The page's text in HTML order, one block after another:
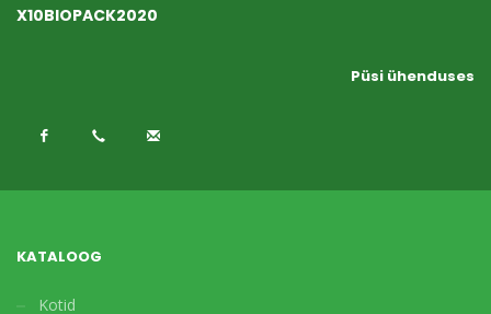
X10BIOPACK2020
Püsi ühenduses
KATALOOG
Kotid